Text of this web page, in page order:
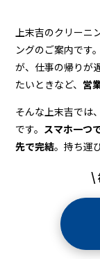
宅
配
ク
リ
ー
上末吉のクリーニ
ングのご案内です
が、仕事の帰りが
たいときなど、 営
そんな上末吉では、
です。 スマホ一つ
先で完結。持ち運
\